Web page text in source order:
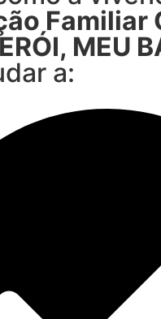
Familiar
MEU
a: